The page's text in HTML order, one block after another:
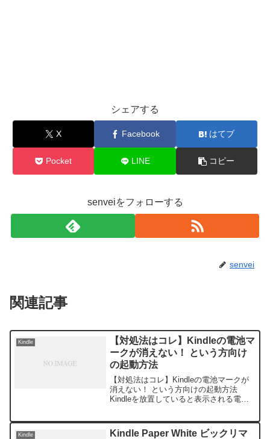
シェアする
X Facebook はてブ
Pocket LINE コピー
senveiをフォローする
senvei
関連記事
Kindle
【対処法はコレ】Kindleの電池マ
ークが消えない！ という方向け
の起動方法
【対処法はコレ】Kindleの電池マークが
消えない！ という方向けの起動方法
Kindleを放置していると表示される電池
について紹介してきた。この記事では、
Kindle
Kindle Paper White ビックリマ